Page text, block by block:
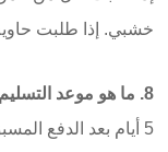
خشبي. إذا طلبت حاوية
8. ما هو موعد التسليم؟